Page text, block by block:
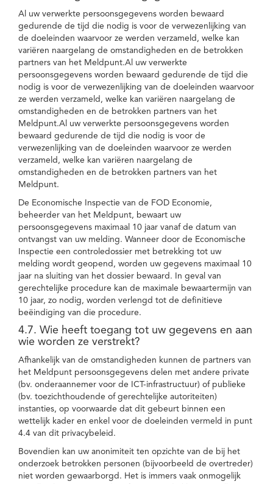
Al uw verwerkte persoonsgegevens worden bewaard
gedurende de tijd die nodig is voor de verwezenlijking van
de doeleinden waarvoor ze werden verzameld, welke kan
variëren naargelang de omstandigheden en de betrokken
partners van het Meldpunt.Al uw verwerkte
persoonsgegevens worden bewaard gedurende de tijd die
nodig is voor de verwezenlijking van de doeleinden waarvoor
ze werden verzameld, welke kan variëren naargelang de
omstandigheden en de betrokken partners van het
Meldpunt.Al uw verwerkte persoonsgegevens worden
bewaard gedurende de tijd die nodig is voor de
verwezenlijking van de doeleinden waarvoor ze werden
verzameld, welke kan variëren naargelang de
omstandigheden en de betrokken partners van het
Meldpunt.
De Economische Inspectie van de FOD Economie,
beheerder van het Meldpunt, bewaart uw
persoonsgegevens maximaal 10 jaar vanaf de datum van
ontvangst van uw melding. Wanneer door de Economische
Inspectie een controledossier met betrekking tot uw
melding wordt geopend, worden uw gegevens maximaal 10
jaar na sluiting van het dossier bewaard. In geval van
gerechtelijke procedure kan de maximale bewaartermijn van
10 jaar, zo nodig, worden verlengd tot de definitieve
beëindiging van die procedure.
4.7. Wie heeft toegang tot uw gegevens en aan
wie worden ze verstrekt?
Afhankelijk van de omstandigheden kunnen de partners van
het Meldpunt persoonsgegevens delen met andere private
(bv. onderaannemer voor de ICT-infrastructuur) of publieke
(bv. toezichthoudende of gerechtelijke autoriteiten)
instanties, op voorwaarde dat dit gebeurt binnen een
wettelijk kader en enkel voor de doeleinden vermeld in punt
4.4 van dit privacybeleid.
Bovendien kan uw anonimiteit ten opzichte van de bij het
onderzoek betrokken personen (bijvoorbeeld de overtreder)
niet worden gewaarborgd. Het is immers vaak onmogelijk